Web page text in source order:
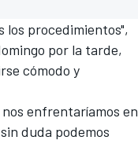
los procedimientos",
por la tarde,
cómodo y
enfrentaríamos en
duda podemos